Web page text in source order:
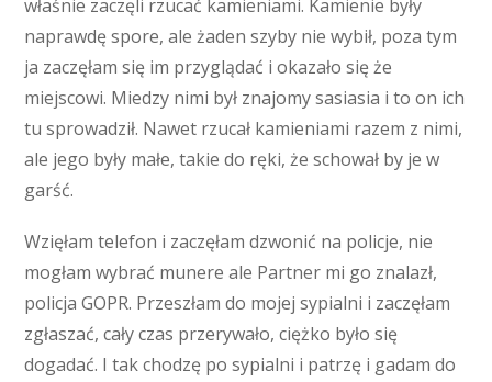
właśnie zaczęli rzucać kamieniami. Kamienie były
naprawdę spore, ale żaden szyby nie wybił, poza tym
ja zaczęłam się im przyglądać i okazało się że
miejscowi. Miedzy nimi był znajomy sasiasia i to on ich
tu sprowadził. Nawet rzucał kamieniami razem z nimi,
ale jego były małe, takie do ręki, że schował by je w
garść.
Wzięłam telefon i zaczęłam dzwonić na policje, nie
mogłam wybrać munere ale Partner mi go znalazł,
policja GOPR. Przeszłam do mojej sypialni i zaczęłam
zgłaszać, cały czas przerywało, ciężko było się
dogadać. I tak chodzę po sypialni i patrzę i gadam do